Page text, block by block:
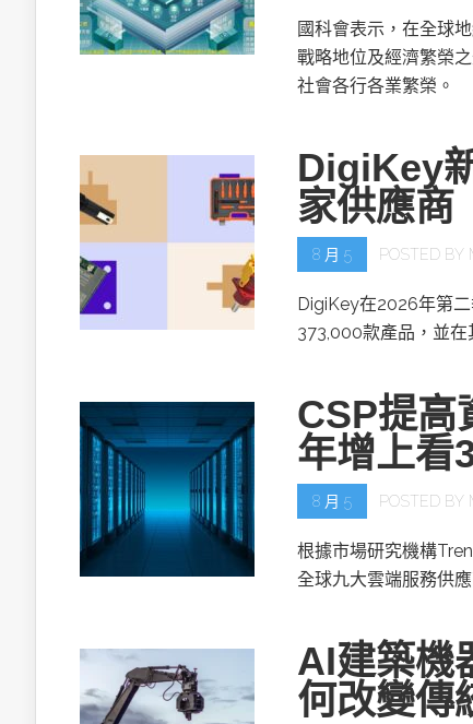
國科會表示，在全球
戰略地位及經濟繁榮
社會各行各業繁榮。
DigiKey
家供應商
8 月 5 POSTED BY
DigiKey在2026年第
373,000款產品，並
CSP提
年增上看
8 月 5 POSTED BY
根據市場研究機構
全球九大雲端服務供
AI建築機
何改變傳